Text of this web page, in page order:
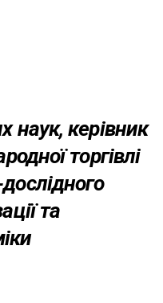
наук, керівник
торгівлі
та